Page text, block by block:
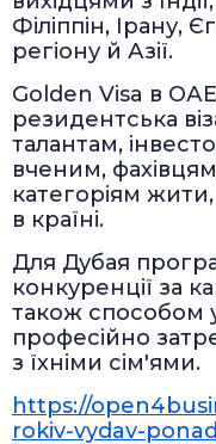
Філіппін, Ірану,
регіону й Азії.
Golden Visa в
резидентська
талантам,
вченим,
категоріям
в країні.
Для Дубая
конкуренції за
також способом
професійно
з їхніми сім'ями.
https://
rokiv-vydav-